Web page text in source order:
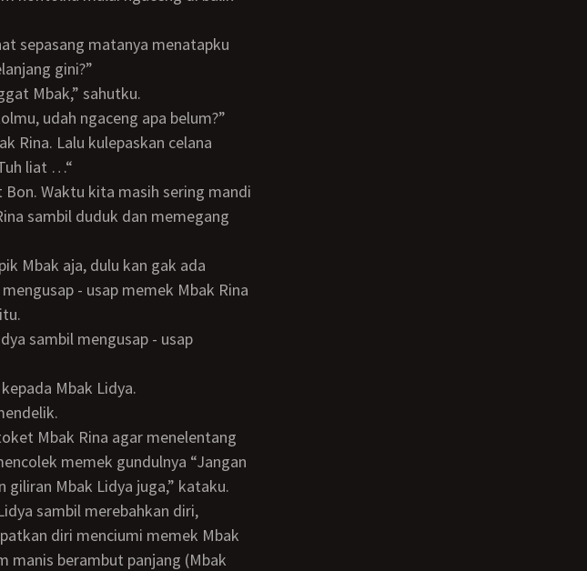
gini?”
Mbak,” sahutku.
udah ngaceng apa belum?”
liat …“
sambil duduk dan memegang
- usap memek Mbak Rina
Mbak Lidya.
memek gundulnya “Jangan
giliran Mbak Lidya juga,” kataku.
diri menciumi memek Mbak
manis berambut panjang (Mbak